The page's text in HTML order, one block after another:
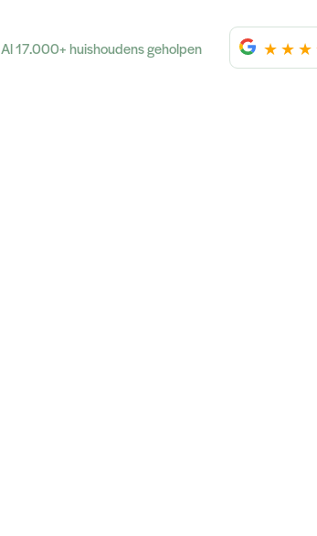
Al 17.000+ huishoudens geholpen ★ ★ ★